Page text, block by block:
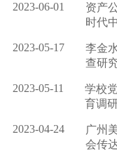
2023-06-01
资产
时代
2023-05-17
李金
查研
2023-05-11
学校
育调
2023-04-24
广州
会传